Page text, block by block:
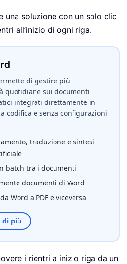
una soluzione con un solo clic
all’inizio di ogni riga.
di gestire più
quotidiane sui documenti
integrati direttamente in
codifica e senza configurazioni
traduzione e sintesi
batch tra i documenti
documenti di Word
Word a PDF e viceversa
di più
i rientri a inizio riga da un